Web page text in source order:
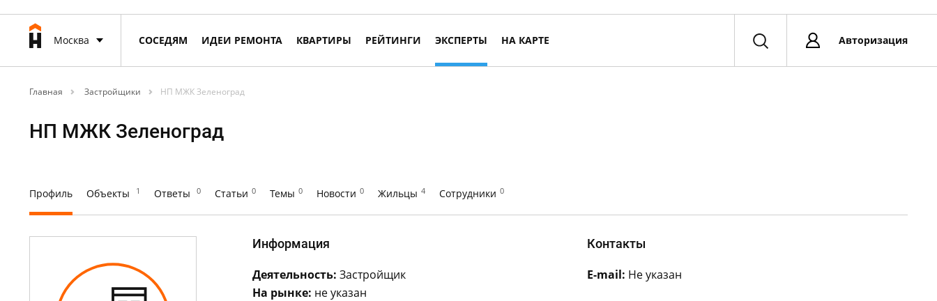
Москва СОСЕДЯМ ИДЕИ РЕМОНТА КВАРТИРЫ РЕЙТИНГИ ЭКСПЕРТЫ НА КАРТЕ Авторизация
Главная Застройщики НП МЖК Зеленоград
НП МЖК Зеленоград
Профиль Объекты 1 Ответы 0 Статьи 0 Темы 0 Новости 0 Жильцы 4 Сотрудники 0
Информация
Деятельность: Застройщик
На рынке: не указан
Контакты
E-mail: Не указан